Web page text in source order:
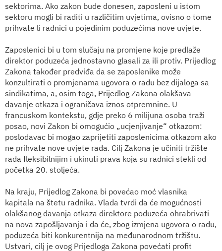
sektorima. Ako zakon bude donesen, zaposleni u istom
sektoru mogli bi raditi u različitim uvjetima, ovisno o tome
prihvate li radnici u pojedinim poduzećima nove uvjete.
Zaposlenici bi u tom slučaju na promjene koje predlaže
direktor poduzeća jednostavno glasali za ili protiv. Prijedlog
Zakona također predviđa da se zaposlenike može
konzultirati o promjenama ugovora o radu bez dijaloga sa
sindikatima, a, osim toga, Prijedlog Zakona olakšava
davanje otkaza i ograničava iznos otpremnine. U
francuskom kontekstu, gdje preko 6 milijuna osoba traži
posao, novi Zakon bi omogućio „ucjenjivanje“ otkazom:
poslodavac bi mogao zaprijetiti zaposlenicima otkazom ako
ne prihvate nove uvjete rada. Cilj Zakona je učiniti tržište
rada fleksibilnijim i ukinuti prava koja su radnici stekli od
početka 20. stoljeća.
Na kraju, Prijedlog Zakona bi povećao moć vlasnika
kapitala na štetu radnika. Vlada tvrdi da će mogućnosti
olakšanog davanja otkaza direktore poduzeća ohrabrivati
na nova zapošljavanja i da će, zbog izmjena ugovora o radu,
poduzeća biti konkurentnija na međunarodnom tržištu.
Ustvari, cilj je ovog Prijedloga Zakona povećati profit